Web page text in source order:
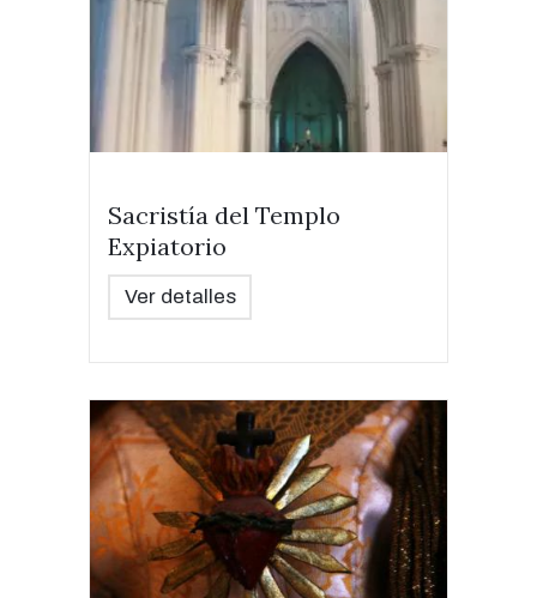
Sacristía del Templo
Expiatorio
Ver detalles